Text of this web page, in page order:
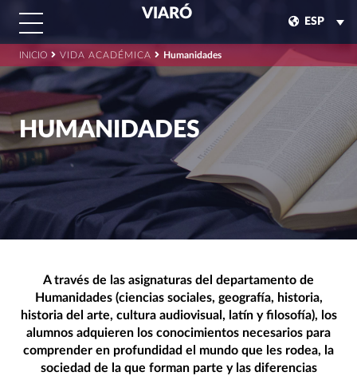
VIARÓ
ESP
INICIO VIDA ACADÉMICA Humanidades
HUMANIDADES
A través de las asignaturas del departamento de
Humanidades (ciencias sociales, geografía, historia,
historia del arte, cultura audiovisual, latín y filosofía), los
alumnos adquieren los conocimientos necesarios para
comprender en profundidad el mundo que les rodea, la
sociedad de la que forman parte y las diferencias